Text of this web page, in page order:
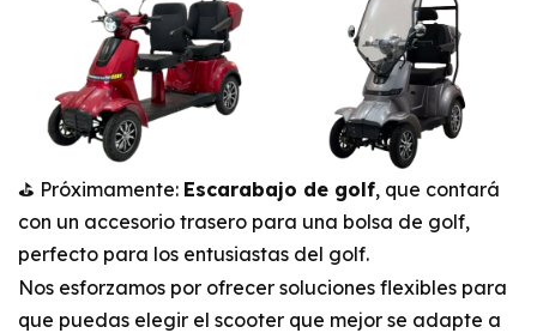
⛳ Próximamente: Escarabajo de golf, que contará
con un accesorio trasero para una bolsa de golf,
perfecto para los entusiastas del golf.
Nos esforzamos por ofrecer soluciones flexibles para
que puedas elegir el scooter que mejor se adapte a